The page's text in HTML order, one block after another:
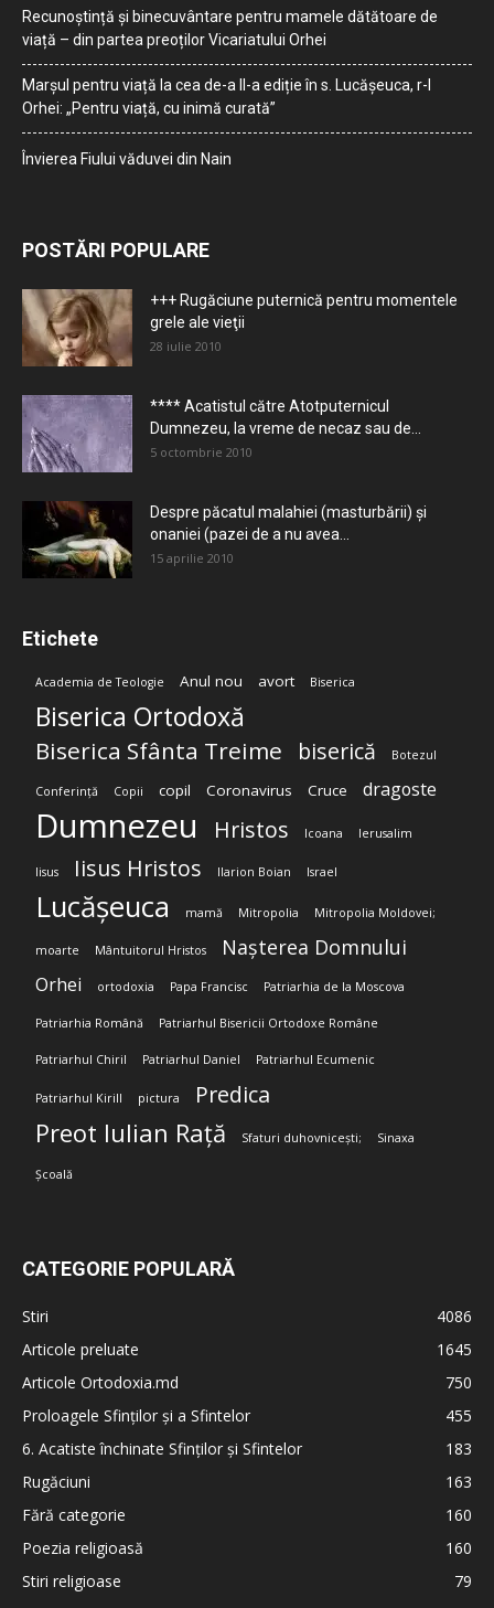
Recunoștință și binecuvântare pentru mamele dătătoare de
viață – din partea preoților Vicariatului Orhei
Marșul pentru viață la cea de-a II-a ediție în s. Lucășeuca, r-l
Orhei: „Pentru viață, cu inimă curată”
Învierea Fiului văduvei din Nain
POSTĂRI POPULARE
+++ Rugăciune puternică pentru momentele
grele ale vieţii
28 iulie 2010
**** Acatistul către Atotputernicul
Dumnezeu, la vreme de necaz sau de...
5 octombrie 2010
Despre păcatul malahiei (masturbării) şi
onaniei (pazei de a nu avea...
15 aprilie 2010
Etichete
Academia de Teologie Anul nou avort Biserica
Biserica Ortodoxă
Biserica Sfânta Treime biserică Botezul
Conferință Copii copil Coronavirus Cruce dragoste
Dumnezeu Hristos Icoana Ierusalim
Iisus Iisus Hristos Ilarion Boian Israel
Lucășeuca mamă Mitropolia Mitropolia Moldovei;
moarte Mântuitorul Hristos Nașterea Domnului
Orhei ortodoxia Papa Francisc Patriarhia de la Moscova
Patriarhia Română Patriarhul Bisericii Ortodoxe Române
Patriarhul Chiril Patriarhul Daniel Patriarhul Ecumenic
Patriarhul Kirill pictura Predica
Preot Iulian Rață Sfaturi duhovnicești; Sinaxa
Școală
CATEGORIE POPULARĂ
Stiri
4086
Articole preluate
1645
Articole Ortodoxia.md
750
Proloagele Sfinților și a Sfintelor
455
6. Acatiste închinate Sfinților și Sfintelor
183
Rugăciuni
163
Fără categorie
160
Poezia religioasă
160
Stiri religioase
79